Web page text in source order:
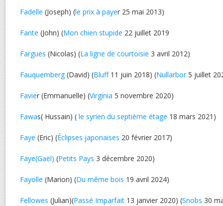
Fadelle (Joseph) (le prix à payer 25 mai 2013)
Fante (John) (Mon chien stupide 22 juillet 2019
Fargues (Nicolas) (La ligne de courtoisie 3 avril 2012)
Fauquemberg(David) (Bluff11 juin 2018) (Nullarbor5 juillet
Favier (Emmanuelle) (Virginia 5 novembre 2020)
Fawas( Hussain) ( le syrien du septième étage 18 mars 2021)
Faye (Eric) (Éclipses japonaises 20 février 2017)
Faye(Gaël) (Petits Pays 3 décembre 2020)
Fayolle (Marion) (Du même bois 19 avril 2024)
Fellowes (Julian)(Passé Imparfait 13 janvier 2020) (Snobs 30